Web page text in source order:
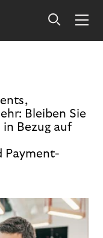
Bleiben Sie
Bezug auf
Payment-